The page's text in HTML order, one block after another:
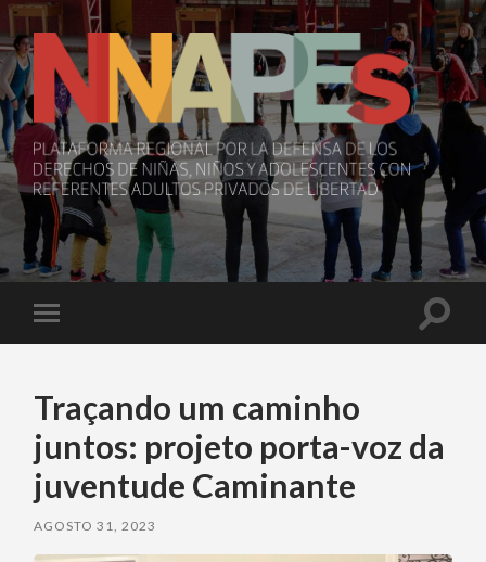
NNAPEs
Toggle
mobile
Toggle
Traçando um caminho
juntos: projeto porta-voz da
juventude Caminante
AGOSTO 31, 2023